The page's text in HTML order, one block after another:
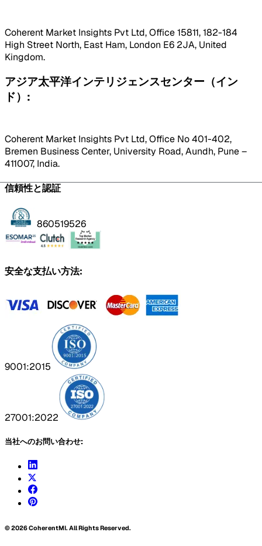
Coherent Market Insights Pvt Ltd, Office 15811, 182-184
High Street North, East Ham, London E6 2JA, United
Kingdom.
アジア太平洋インテリジェンスセンター（イン
ド）:
Coherent Market Insights Pvt Ltd, Office No 401-402,
Bremen Business Center, University Road, Aundh, Pune –
411007, India.
信頼性と認証
860519526
安全な支払い方法:
9001:2015
27001:2022
当社へのお問い合わせ:
©2026CoherentMI. All Rights Reserved.